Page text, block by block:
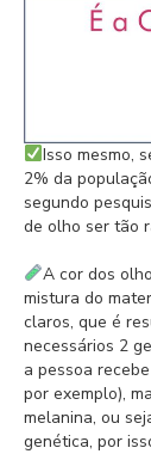
Isso mesmo,
2% da
segundo
de olho ser tão
A cor dos
mistura do
claros, que é
necessários 2
a pessoa
por exemplo),
melanina, ou
genética, por